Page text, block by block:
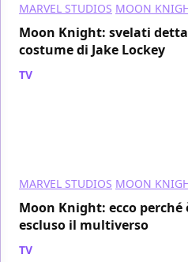
MARVEL STUDIOS MOON
Moon Knight: svelati
costume di Jake Lockey
TV
MARVEL STUDIOS MOON
Moon Knight: ecco perché
escluso il multiverso
TV